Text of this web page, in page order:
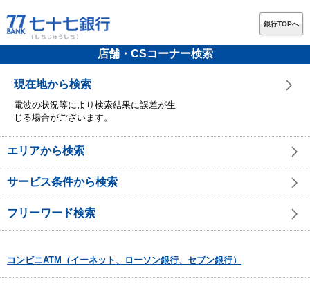
銀行TOPへ
店舗・CSコーナー検索
現在地から検索
電波の状況等により検索結果に誤差が生
じる場合がございます。
エリアから検索
サービス条件から検索
フリーワード検索
コンビニATM（イーネット、ローソン銀行、セブン銀行）